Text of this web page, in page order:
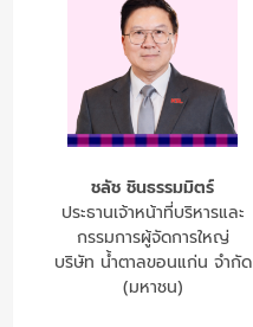
ชลัช ชินธรรมมิตร์
ประธานเจ้าหน้าที่บริหารและ
กรรมการผู้จัดการใหญ่
บริษัท น้ำตาลขอนแก่น จำกัด
(มหาชน)